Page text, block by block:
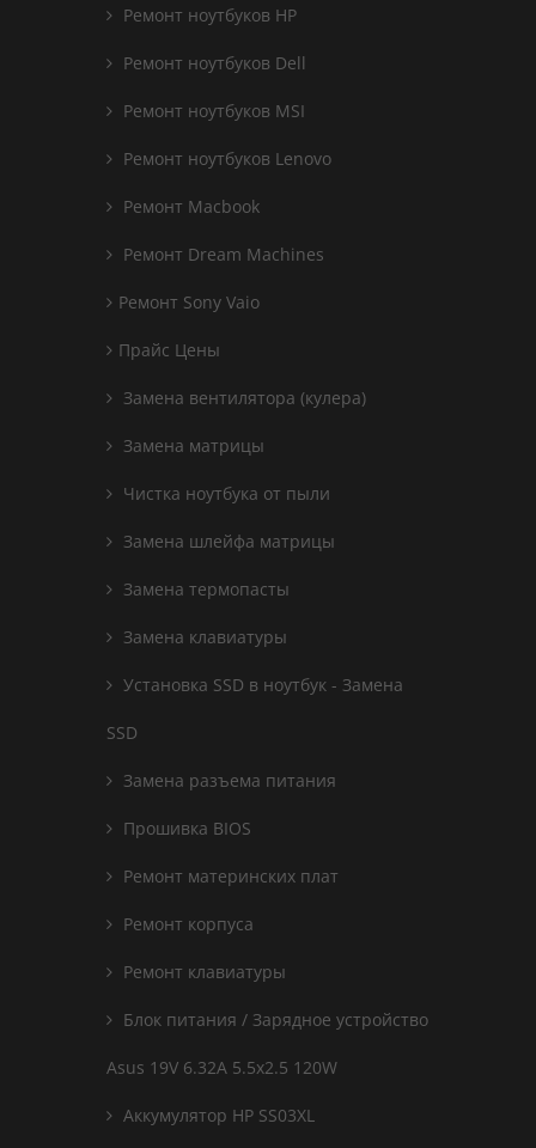
Ремонт ноутбуков HP
Ремонт ноутбуков Dell
Ремонт ноутбуков MSI
Ремонт ноутбуков Lenovo
Ремонт Macbook
Ремонт Dream Machines
Ремонт Sony Vaio
Прайс Цены
Замена вентилятора (кулера)
Замена матрицы
Чистка ноутбука от пыли
Замена шлейфа матрицы
Замена термопасты
Замена клавиатуры
Установка SSD в ноутбук - Замена
SSD
Замена разъема питания
Прошивка BIOS
Ремонт материнских плат
Ремонт корпуса
Ремонт клавиатуры
Блок питания / Зарядное устройство
Asus 19V 6.32A 5.5x2.5 120W
Аккумулятор HP SS03XL